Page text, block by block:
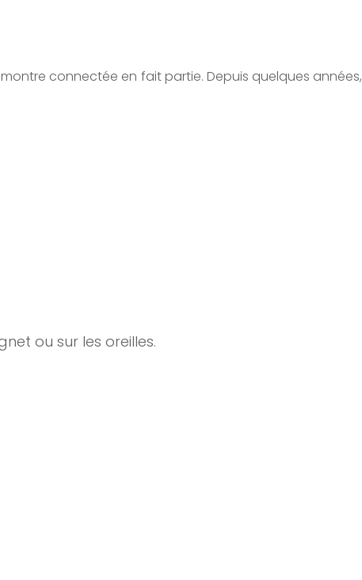
connectée en fait partie. Depuis quelques années,
ou sur les oreilles.